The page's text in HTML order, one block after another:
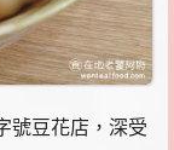
號豆花店，深受